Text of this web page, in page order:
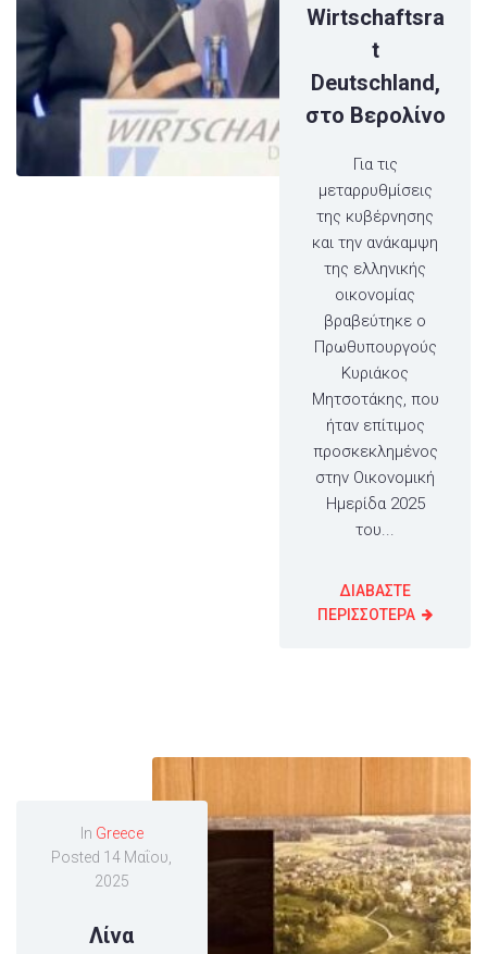
Wirtschaftsra
t
Deutschland,
στο Βερολίνο
Για τις
μεταρρυθμίσεις
της κυβέρνησης
και την ανάκαμψη
της ελληνικής
οικονομίας
βραβεύτηκε ο
Πρωθυπουργούς
Κυριάκος
Μητσοτάκης, που
ήταν επίτιμος
προσκεκλημένος
στην Οικονομική
Ημερίδα 2025
του...
ΔΙΑΒΑΣΤΕ
ΠΕΡΙΣΣΟΤΕΡΑ
In Greece
Posted 14 Μαΐου,
2025
Λίνα